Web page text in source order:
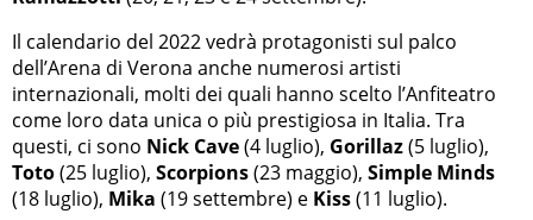
Il calendario del 2022 vedrà protagonisti sul palco
dell’Arena di Verona anche numerosi artisti
internazionali, molti dei quali hanno scelto l’Anfiteatro
come loro data unica o più prestigiosa in Italia. Tra
questi, ci sono Nick Cave(4 luglio), Gorillaz(5 luglio),
Toto(25 luglio), Scorpions(23 maggio), Simple Minds
(18 luglio), Mika (19 settembre) e Kiss(11 luglio).